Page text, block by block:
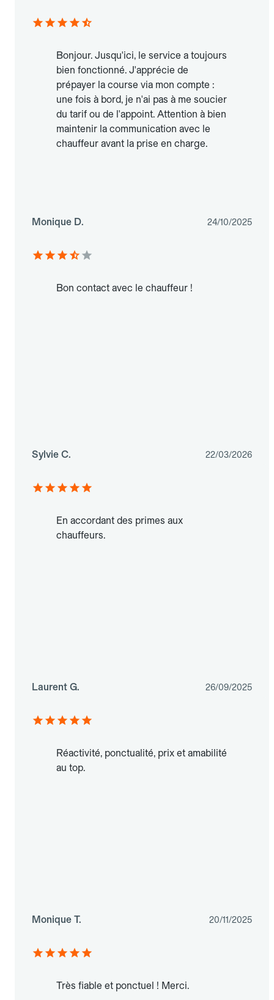
Bonjour. Jusqu'ici, le service a toujours
bien fonctionné. J'apprécie de
prépayer la course via mon compte :
une fois à bord, je n'ai pas à me soucier
du tarif ou de l'appoint. Attention à bien
maintenir la communication avec le
chauffeur avant la prise en charge.
Monique D. 24/10/2025
Bon contact avec le chauffeur !
Sylvie C. 22/03/2026
En accordant des primes aux
chauffeurs.
Laurent G. 26/09/2025
Réactivité, ponctualité, prix et amabilité
au top.
Monique T. 20/11/2025
Très fiable et ponctuel ! Merci.